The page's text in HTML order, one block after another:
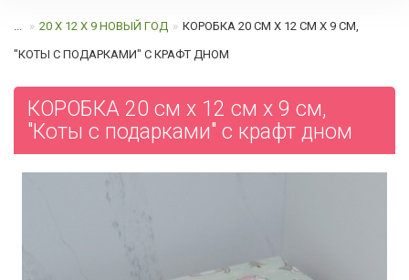
... 20 Х 12 Х 9 НОВЫЙ ГОД КОРОБКА 20 СМ Х 12 СМ Х 9 СМ,
"КОТЫ С ПОДАРКАМИ" C КРАФТ ДНОМ
КОРОБКА 20 см х 12 см х 9 см,
"Коты с подарками" c крафт дном